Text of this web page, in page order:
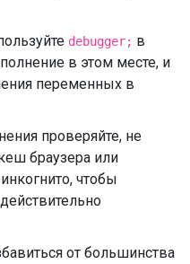
debugger; в
в этом месте, и
переменных в
проверяйте, не
браузера или
чтобы
от большинства